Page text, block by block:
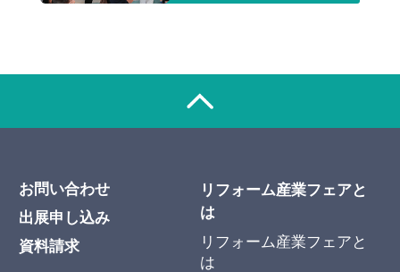
お問い合わせ
出展申し込み
資料請求
リフォーム産業フェアと
は
リフォーム産業フェアと
は